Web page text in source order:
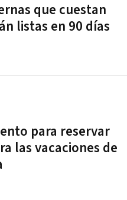
que cuestan
listas en 90 días
para reservar
las vacaciones de